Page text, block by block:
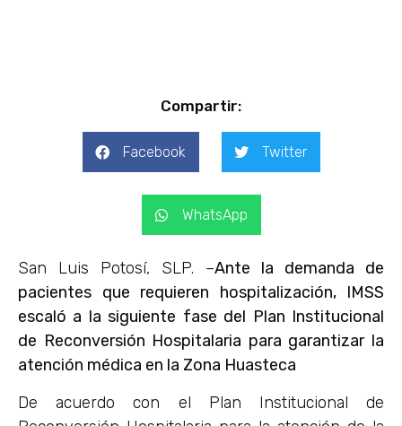
Compartir:
Facebook Twitter
WhatsApp
San Luis Potosí, SLP. –Ante la demanda de
pacientes que requieren hospitalización, IMSS
escaló a la siguiente fase del Plan Institucional
de Reconversión Hospitalaria para garantizar la
atención médica en la Zona Huasteca
De acuerdo con el Plan Institucional de